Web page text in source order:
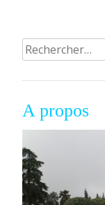
Rechercher :
A propos